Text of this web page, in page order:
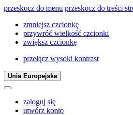
przeskocz do menu przeskocz do treści
zmniejsz czcionkę
przywróć wielkość czcionki
zwiększ czcionkę
przełącz wysoki kontrast
Unia Europejska
zaloguj się
utwórz konto